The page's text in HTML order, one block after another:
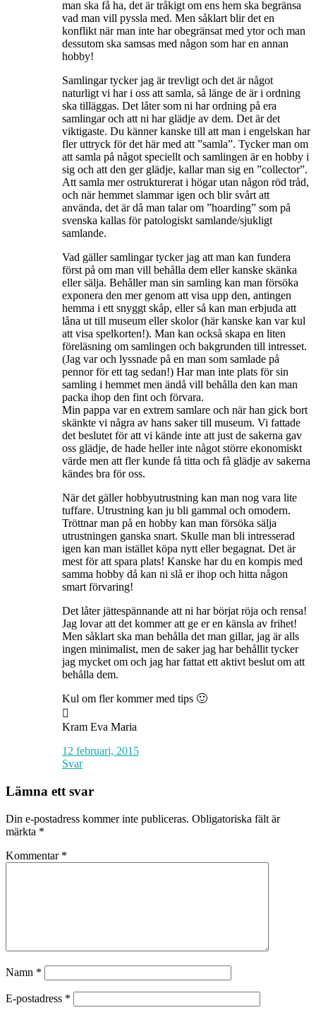
man ska få ha, det är tråkigt om ens hem ska begränsa
vad man vill pyssla med. Men såklart blir det en
konflikt när man inte har obegränsat med ytor och man
dessutom ska samsas med någon som har en annan
hobby!
Samlingar tycker jag är trevligt och det är något
naturligt vi har i oss att samla, så länge de är i ordning
ska tilläggas. Det låter som ni har ordning på era
samlingar och att ni har glädje av dem. Det är det
viktigaste. Du känner kanske till att man i engelskan har
fler uttryck för det här med att ”samla”. Tycker man om
att samla på något speciellt och samlingen är en hobby i
sig och att den ger glädje, kallar man sig en ”collector”.
Att samla mer ostrukturerat i högar utan någon röd tråd,
och när hemmet slammar igen och blir svårt att
använda, det är då man talar om ”hoarding” som på
svenska kallas för patologiskt samlande/sjukligt
samlande.
Vad gäller samlingar tycker jag att man kan fundera
först på om man vill behålla dem eller kanske skänka
eller sälja. Behåller man sin samling kan man försöka
exponera den mer genom att visa upp den, antingen
hemma i ett snyggt skåp, eller så kan man erbjuda att
låna ut till museum eller skolor (här kanske kan var kul
att visa spelkorten!). Man kan också skapa en liten
föreläsning om samlingen och bakgrunden till intresset.
(Jag var och lyssnade på en man som samlade på
pennor för ett tag sedan!) Har man inte plats för sin
samling i hemmet men ändå vill behålla den kan man
packa ihop den fint och förvara.
Min pappa var en extrem samlare och när han gick bort
skänkte vi några av hans saker till museum. Vi fattade
det beslutet för att vi kände inte att just de sakerna gav
oss glädje, de hade heller inte något större ekonomiskt
värde men att fler kunde få titta och få glädje av sakerna
kändes bra för oss.
När det gäller hobbyutrustning kan man nog vara lite
tuffare. Utrustning kan ju bli gammal och omodern.
Tröttnar man på en hobby kan man försöka sälja
utrustningen ganska snart. Skulle man bli intresserad
igen kan man istället köpa nytt eller begagnat. Det är
mest för att spara plats! Kanske har du en kompis med
samma hobby då kan ni slå er ihop och hitta någon
smart förvaring!
Det låter jättespännande att ni har börjat röja och rensa!
Jag lovar att det kommer att ge er en känsla av frihet!
Men såklart ska man behålla det man gillar, jag är alls
ingen minimalist, men de saker jag har behållit tycker
jag mycket om och jag har fattat ett aktivt beslut om att
behålla dem.
Kul om fler kommer med tips 🙂

Kram Eva Maria
12 februari, 2015
Svar
Lämna ett svar
Din e-postadress kommer inte publiceras. Obligatoriska fält är
märkta *
Kommentar *
Namn *
E-postadress *